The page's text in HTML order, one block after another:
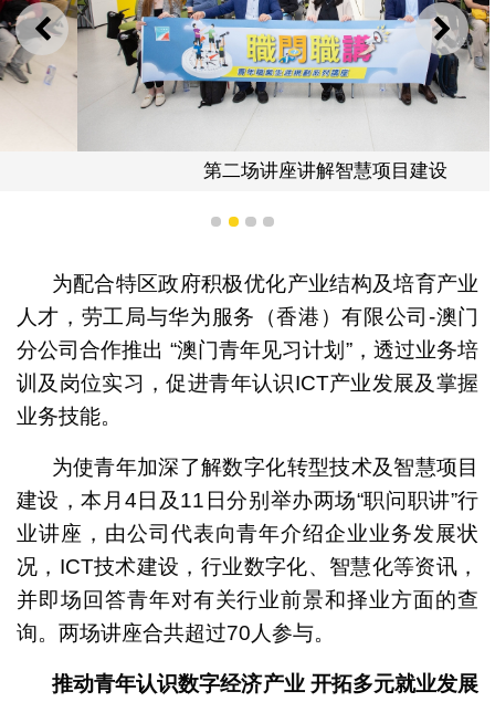
上一则 下一
第二场讲座讲解智慧项目建设
1 2 3 4
为配合特区政府积极优化产业结构及培育产业
人才，劳工局与华为服务（香港）有限公司-澳门
分公司合作推出 “澳门青年见习计划”，透过业务培
训及岗位实习，促进青年认识ICT产业发展及掌握
业务技能。
为使青年加深了解数字化转型技术及智慧项目
建设，本月4日及11日分别举办两场“职问职讲”行
业讲座，由公司代表向青年介绍企业业务发展状
况，ICT技术建设，行业数字化、智慧化等资讯，
并即场回答青年对有关行业前景和择业方面的查
询。两场讲座合共超过70人参与。
推动青年认识数字经济产业 开拓多元就业发展